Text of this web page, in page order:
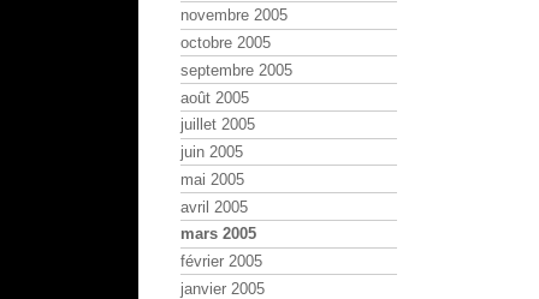
novembre 2005
octobre 2005
septembre 2005
août 2005
juillet 2005
juin 2005
mai 2005
avril 2005
mars 2005
février 2005
janvier 2005